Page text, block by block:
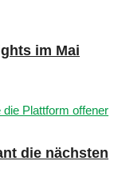
im Mai
die nächsten